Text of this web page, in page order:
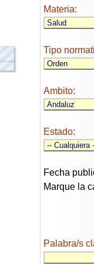
Materia:
Tipo
Ambito:
Estado:
Fecha
Marque la
Palabra/s